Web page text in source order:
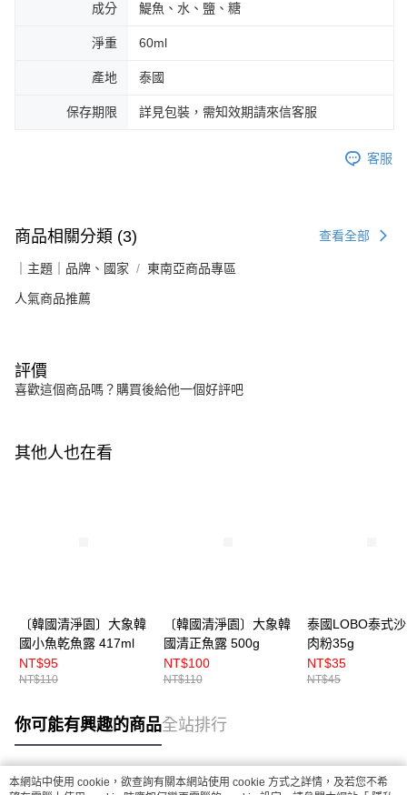
成分 鯷魚、水、鹽、糖
淨重 60ml
產地 泰國
保存期限 詳見包裝，需知效期請來信客服
客服
商品相關分類 (3) 查看全部
｜主題｜品牌、國家 東南亞商品專區
人氣商品推薦
評價
喜歡這個商品嗎？購買後給他一個好評吧
其他人也在看
〔韓國清淨園〕大象韓
國小魚乾魚露 417ml
NT$95
NT$110
〔韓國清淨園〕大象韓
國清正魚露 500g
NT$100
NT$110
泰國LOBO泰式
肉粉35g
NT$35
NT$45
你可能有興趣的商品全站排行
本網站中使用 cookie，欲查詢有關本網站使用 cookie 方式之詳情，及若您不希